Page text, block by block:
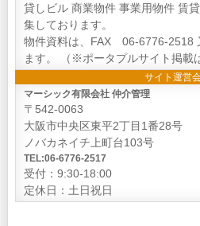
貸しビル 商業物件 事業用物件 賃
集しております。
物件資料は、FAX 06-6776-2518
ます。 （※ポータプルサイト掲載
サイト運営
マーシック有限会社 仲介管理
〒542-0063
大阪市中央区東平2丁目1番28号
ノバカネイチ上町台103号
TEL:06-6776-2517
受付：9:30-18:00
定休日：土日祝日